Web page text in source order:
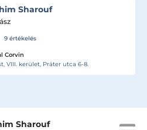
Sharouf
9 értékelés
Corvin
VIII. kerület, Práter utca 6-8.
Sharouf